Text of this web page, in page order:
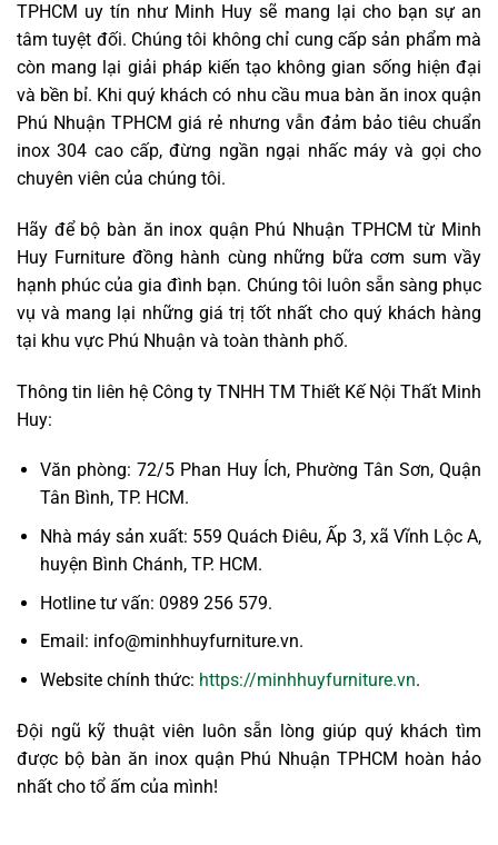
TPHCM uy tín như Minh Huy sẽ mang lại cho bạn sự an
tâm tuyệt đối. Chúng tôi không chỉ cung cấp sản phẩm mà
còn mang lại giải pháp kiến tạo không gian sống hiện đại
và bền bỉ. Khi quý khách có nhu cầu mua bàn ăn inox quận
Phú Nhuận TPHCM giá rẻ nhưng vẫn đảm bảo tiêu chuẩn
inox 304 cao cấp, đừng ngần ngại nhấc máy và gọi cho
chuyên viên của chúng tôi.
Hãy để bộ bàn ăn inox quận Phú Nhuận TPHCM từ Minh
Huy Furniture đồng hành cùng những bữa cơm sum vầy
hạnh phúc của gia đình bạn. Chúng tôi luôn sẵn sàng phục
vụ và mang lại những giá trị tốt nhất cho quý khách hàng
tại khu vực Phú Nhuận và toàn thành phố.
Thông tin liên hệ Công ty TNHH TM Thiết Kế Nội Thất Minh
Huy:
Văn phòng: 72/5 Phan Huy Ích, Phường Tân Sơn, Quận
Tân Bình, TP. HCM.
Nhà máy sản xuất: 559 Quách Điêu, Ấp 3, xã Vĩnh Lộc A,
huyện Bình Chánh, TP. HCM.
Hotline tư vấn: 0989 256 579.
Email: info@minhhuyfurniture.vn.
Website chính thức: https://minhhuyfurniture.vn.
Đội ngũ kỹ thuật viên luôn sẵn lòng giúp quý khách tìm
được bộ bàn ăn inox quận Phú Nhuận TPHCM hoàn hảo
nhất cho tổ ấm của mình!